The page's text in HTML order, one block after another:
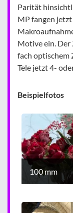
Parität
MP fangen jetzt
Motive ein. Der
fach optischem
Tele jetzt 4-
Beispielfotos
100 mm